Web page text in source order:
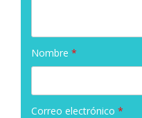
Nombre *
Correo electrónico *